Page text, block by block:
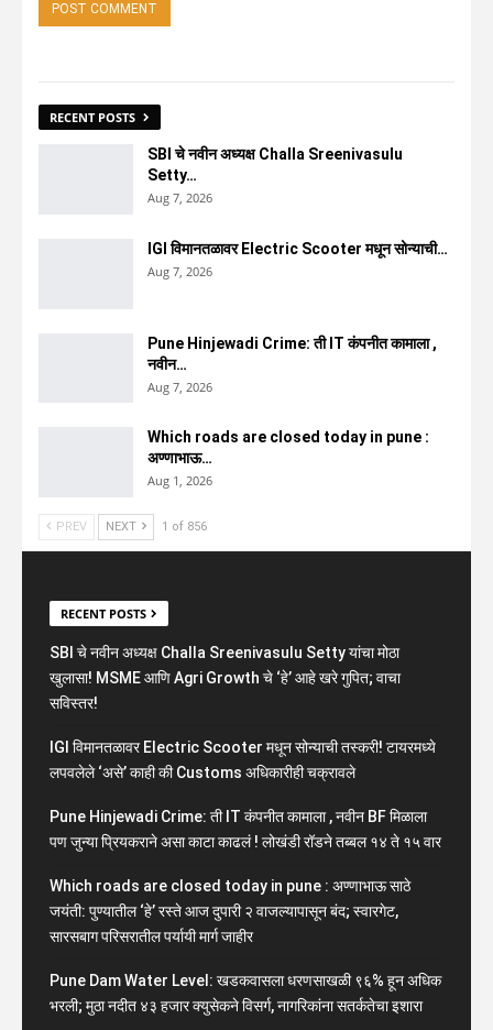
RECENT POSTS
SBI चे नवीन अध्यक्ष Challa Sreenivasulu
Setty…
Aug 7, 2026
IGI विमानतळावर Electric Scooter मधून सोन्याची…
Aug 7, 2026
Pune Hinjewadi Crime: ती IT कंपनीत कामाला ,
नवीन…
Aug 7, 2026
Which roads are closed today in pune :
अण्णाभाऊ…
Aug 1, 2026
PREV NEXT 1 of 856
RECENT POSTS
SBI चे नवीन अध्यक्ष Challa Sreenivasulu Setty यांचा मोठा
खुलासा! MSME आणि Agri Growth चे ‘हे’ आहे खरे गुपित; वाचा
सविस्तर!
IGI विमानतळावर Electric Scooter मधून सोन्याची तस्करी! टायरमध्ये
लपवलेले ‘असे’ काही की Customs अधिकारीही चक्रावले
Pune Hinjewadi Crime: ती IT कंपनीत कामाला , नवीन BF मिळाला
पण जुन्या प्रियकराने असा काटा काढलं ! लोखंडी रॉडने तब्बल १४ ते १५ वार
Which roads are closed today in pune : अण्णाभाऊ साठे
जयंती: पुण्यातील ‘हे’ रस्ते आज दुपारी २ वाजल्यापासून बंद; स्वारगेट,
सारसबाग परिसरातील पर्यायी मार्ग जाहीर
Pune Dam Water Level: खडकवासला धरणसाखळी ९६% हून अधिक
भरली; मुठा नदीत ४३ हजार क्युसेकने विसर्ग, नागरिकांना सतर्कतेचा इशारा